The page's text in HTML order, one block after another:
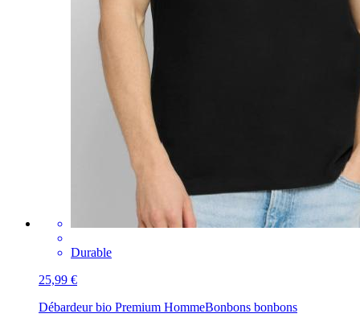
Durable
25,99 €
Débardeur bio Premium HommeBonbons bonbons